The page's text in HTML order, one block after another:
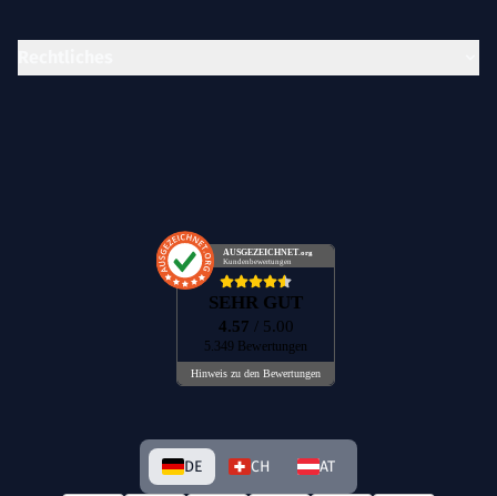
AUSGEZEICHNET .org
Kundenbewertungen
SEHR GUT
4.57 / 5.00
5.349 Bewertungen
Hinweis zu den Bewertungen
DE CH AT